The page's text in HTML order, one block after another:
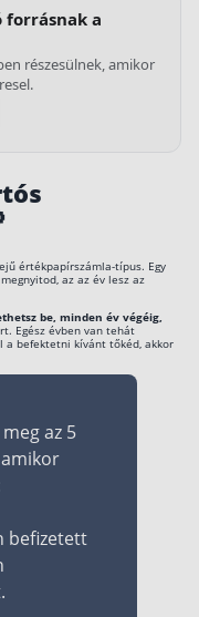
– Hogyan válassz?
az 50 leggyakoribb
forrásnak a
részesülnek, amikor
értékpapírszámla-típus. Egy
az az év lesz az
be, minden év végéig,
Egész évben van tehát
a befektetni kívánt tőkéd, akkor
az 5
befizetett